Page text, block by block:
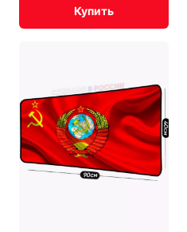
Купить
Транспорт
Фентези